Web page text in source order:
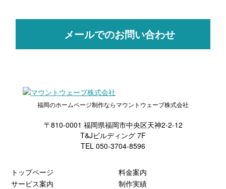
メールでのお問い合わせ
福岡のホームページ制作ならマウントウェーブ株式会社
〒810-0001 福岡県福岡市中央区天神2-2-12
T&Jビルディング 7F
TEL 050-3704-8596
トップページ
サービス案内
料金案内
制作実績